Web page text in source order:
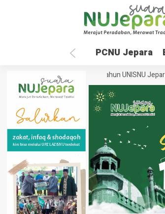
PCNU Jepara
Depan Global 35 Tahun UNISNU Jepara: